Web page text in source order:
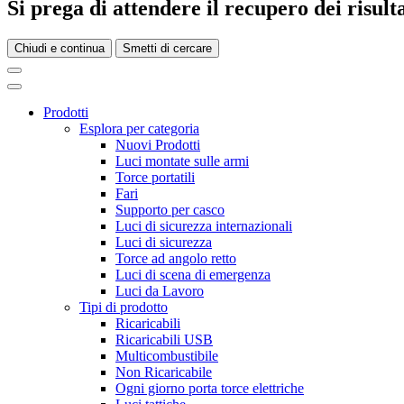
Si prega di attendere il recupero dei
Chiudi e continua Smetti di cercare
Prodotti
Esplora per categoria
Nuovi Prodotti
Luci montate sulle armi
Torce portatili
Fari
Supporto per casco
Luci di sicurezza internazionali
Luci di sicurezza
Torce ad angolo retto
Luci di scena di emergenza
Luci da Lavoro
Tipi di prodotto
Ricaricabili
Ricaricabili USB
Multicombustibile
Non Ricaricabile
Ogni giorno porta torce elettriche